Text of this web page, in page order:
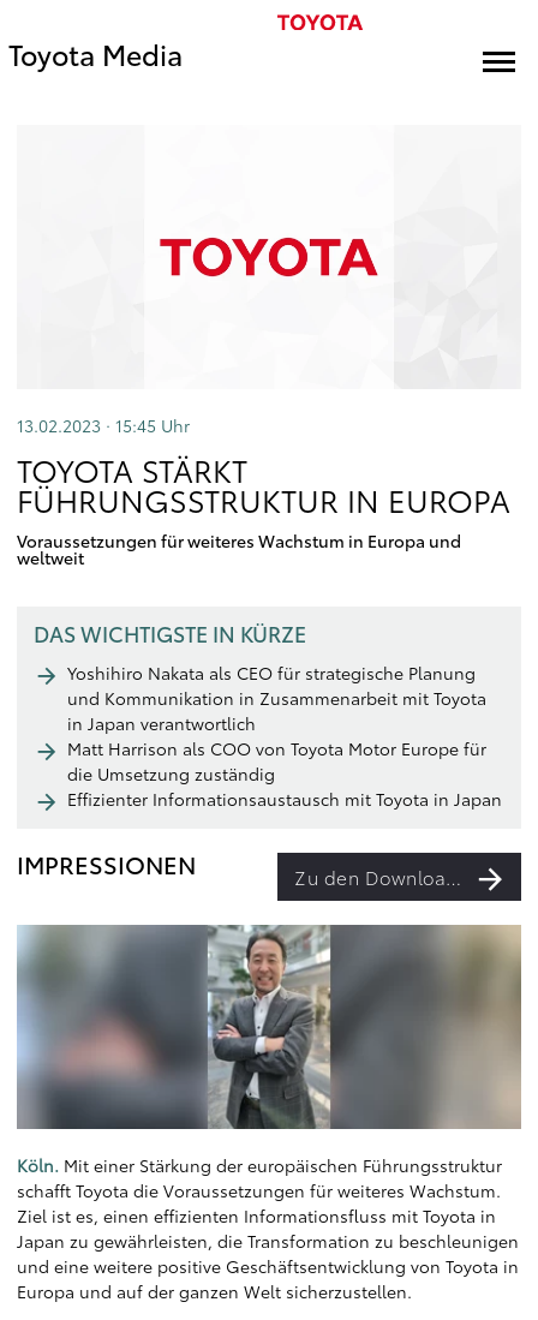
Toyota Media
13.02.2023 · 15:45 Uhr
TOYOTA STÄRKT
FÜHRUNGSSTRUKTUR IN EUROPA
Voraussetzungen für weiteres Wachstum in Europa und
weltweit
DAS WICHTIGSTE IN KÜRZE
Yoshihiro Nakata als CEO für strategische Planung
und Kommunikation in Zusammenarbeit mit Toyota
in Japan verantwortlich
Matt Harrison als COO von Toyota Motor Europe für
die Umsetzung zuständig
Effizienter Informationsaustausch mit Toyota in Japan
IMPRESSIONEN Zu den Downloads
Köln. Mit einer Stärkung der europäischen Führungsstruktur
schafft Toyota die Voraussetzungen für weiteres Wachstum.
Ziel ist es, einen effizienten Informationsfluss mit Toyota in
Japan zu gewährleisten, die Transformation zu beschleunigen
und eine weitere positive Geschäftsentwicklung von Toyota in
Europa und auf der ganzen Welt sicherzustellen.